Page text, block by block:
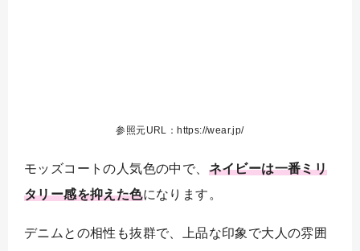
参照元URL：https://wear.jp/
モッズコートの人気色の中で、 ネイビーは一番ミリ
タリー感を抑えた色になります。
デニムとの相性も抜群で、上品な印象で大人の雰囲